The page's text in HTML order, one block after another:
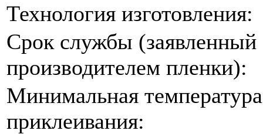
Технология изготовления:
Срок службы (заявленный
производителем пленки):
Минимальная температура
приклеивания: